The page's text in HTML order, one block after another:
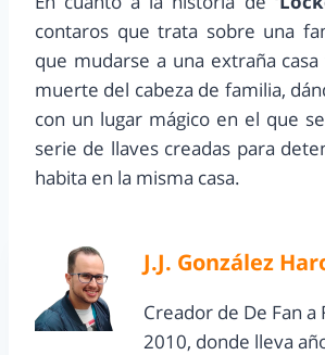
contaros que trata sobre una
que mudarse a una extraña
muerte del cabeza de familia,
con un lugar mágico en el que
serie de llaves creadas para
habita en la misma casa.
J.J. González
Creador de De Fan a
2010, donde lleva